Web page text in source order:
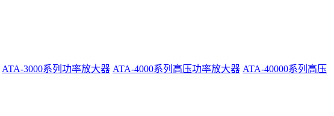
ATA-3000系列功率放大器 ATA-4000系列高压功率放大器 ATA-40000系列高压